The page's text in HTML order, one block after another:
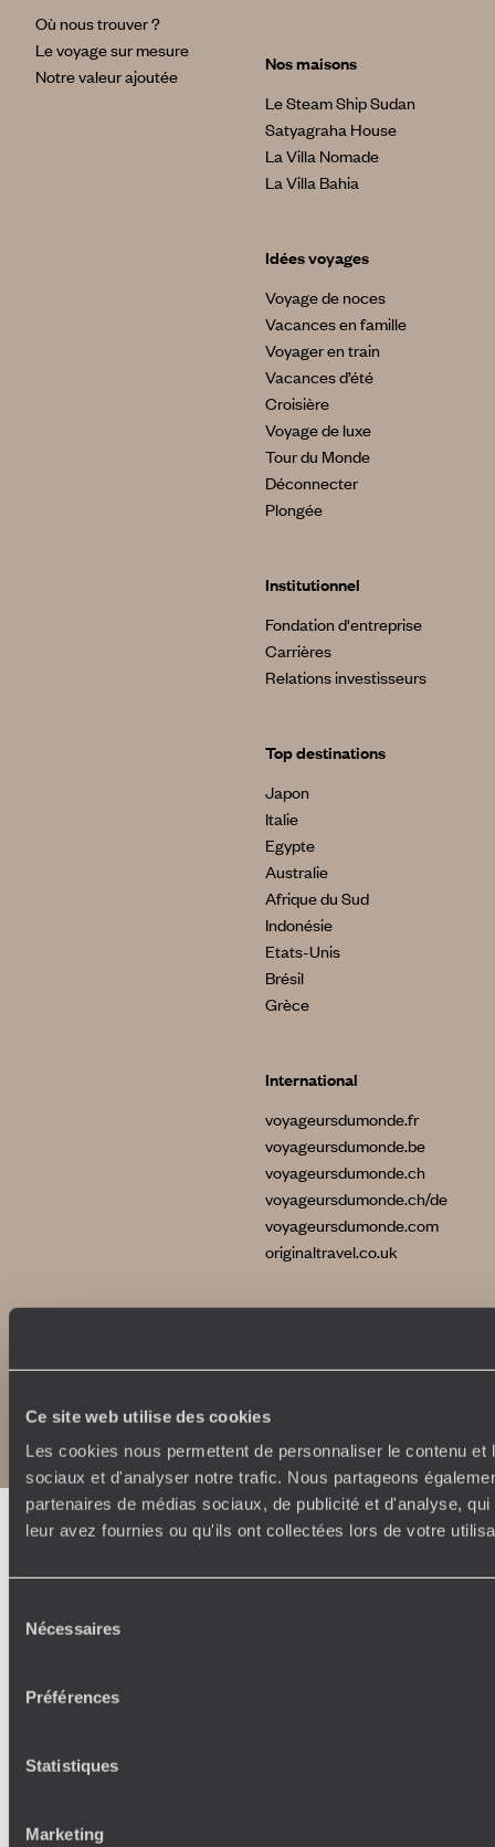
Ce site web utilise des cookies
Les cookies nous permettent de personnaliser le contenu
sociaux et d'analyser notre trafic. Nous partageons
partenaires de médias sociaux, de publicité et d'analyse,
leur avez fournies ou qu'ils ont collectées lors de votre
Nécessaires
Préférences
Statistiques
Marketing
Où nous trouver ?
Le voyage sur mesure
Notre valeur ajoutée
Nos maisons
Le Steam Ship Sudan
Satyagraha House
La Villa Nomade
La Villa Bahia
Idées voyages
Voyage de noces
Vacances en famille
Voyager en train
Vacances d’été
Croisière
Voyage de luxe
Tour du Monde
Déconnecter
Plongée
Institutionnel
Fondation d'entreprise
Carrières
Relations investisseurs
Top destinations
Japon
Italie
Egypte
Australie
Afrique du Sud
Indonésie
Etats-Unis
Brésil
Grèce
International
voyageursdumonde.fr
voyageursdumonde.be
voyageursdumonde.ch
voyageursdumonde.ch/de
voyageursdumonde.com
originaltravel.co.uk
Politique de confidentialité et de Cookies
Notice légale et CGU